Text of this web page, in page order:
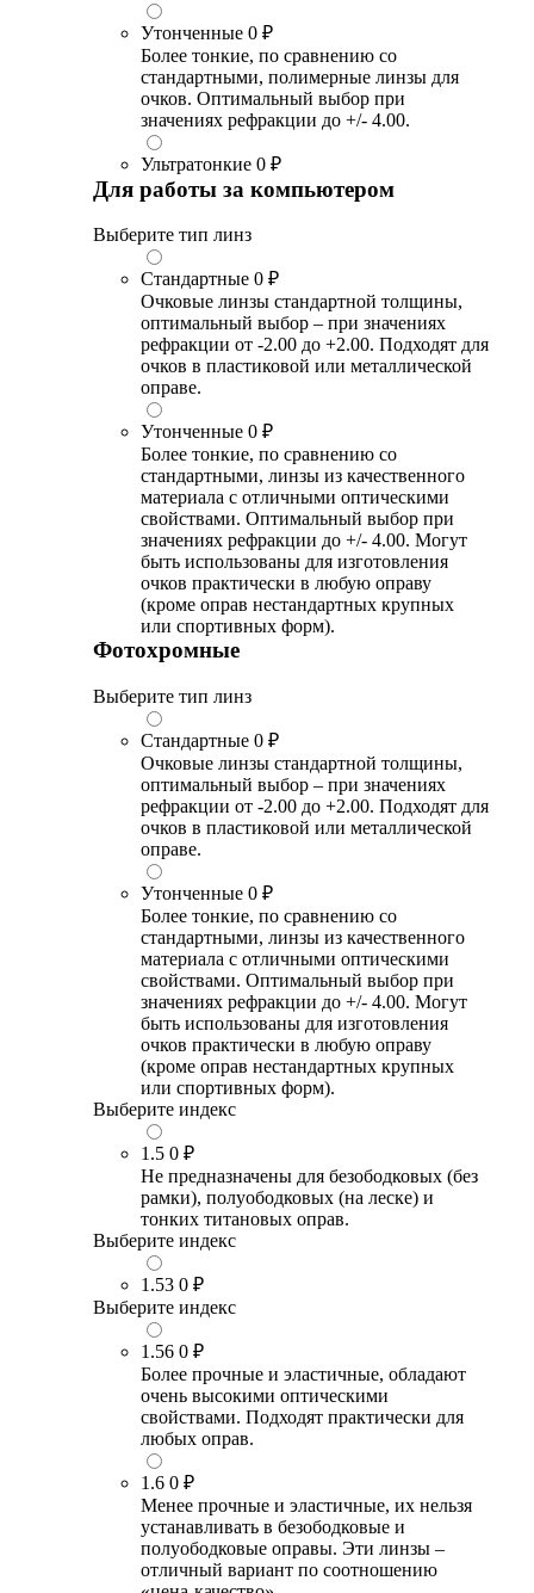
Утонченные 0 ₽
Более тонкие, по сравнению со
стандартными, полимерные линзы для
очков. Оптимальный выбор при
значениях рефракции до +/- 4.00.
Ультратонкие 0 ₽
Для работы за компьютером
Выберите тип линз
Стандартные 0 ₽
Очковые линзы стандартной толщины,
оптимальный выбор – при значениях
рефракции от -2.00 до +2.00. Подходят для
очков в пластиковой или металлической
оправе.
Утонченные 0 ₽
Более тонкие, по сравнению со
стандартными, линзы из качественного
материала с отличными оптическими
свойствами. Оптимальный выбор при
значениях рефракции до +/- 4.00. Могут
быть использованы для изготовления
очков практически в любую оправу
(кроме оправ нестандартных крупных
или спортивных форм).
Фотохромные
Выберите тип линз
Стандартные 0 ₽
Очковые линзы стандартной толщины,
оптимальный выбор – при значениях
рефракции от -2.00 до +2.00. Подходят для
очков в пластиковой или металлической
оправе.
Утонченные 0 ₽
Более тонкие, по сравнению со
стандартными, линзы из качественного
материала с отличными оптическими
свойствами. Оптимальный выбор при
значениях рефракции до +/- 4.00. Могут
быть использованы для изготовления
очков практически в любую оправу
(кроме оправ нестандартных крупных
или спортивных форм).
Выберите индекс
1.5 0 ₽
Не предназначены для безободковых (без
рамки), полуободковых (на леске) и
тонких титановых оправ.
Выберите индекс
1.53 0 ₽
Выберите индекс
1.56 0 ₽
Более прочные и эластичные, обладают
очень высокими оптическими
свойствами. Подходят практически для
любых оправ.
1.6 0 ₽
Менее прочные и эластичные, их нельзя
устанавливать в безободковые и
полуободковые оправы. Эти линзы –
отличный вариант по соотношению